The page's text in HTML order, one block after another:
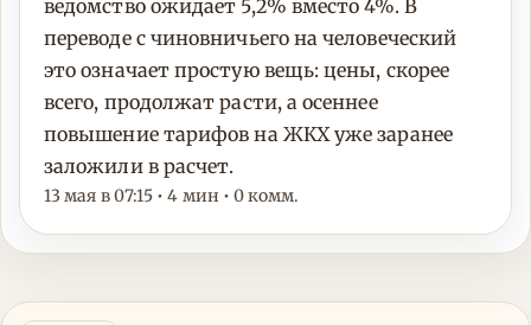
ведомство ожидает 5,2% вместо 4%. В
переводе с чиновничьего на человеческий
это означает простую вещь: цены, скорее
всего, продолжат расти, а осеннее
повышение тарифов на ЖКХ уже заранее
заложили в расчет.
13 мая в 07:15 • 4 мин • 0 комм.